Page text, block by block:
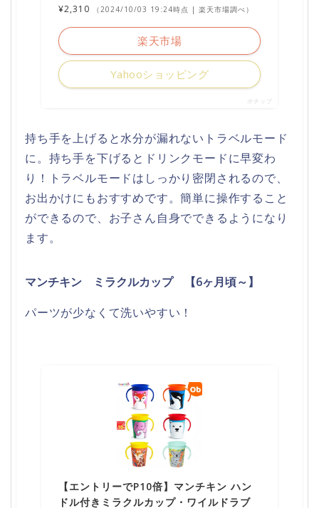
¥2,310
（2024/10/03 19:24時点 | 楽天市場調べ）
楽天市場
Yahooショッピング
ポチップ
持ち手を上げると水分が漏れないトラベルモード
に。持ち手を下げるとドリンクモードに早変わ
り！トラベルモードはしっかり密閉されるので、
お出かけにもおすすめです。簡単に操作すること
ができるので、お子さん自身でできるようになり
ます。
マンチキン ミラクルカップ 【6ヶ月頃～】
パーツが少なくて洗いやすい！
【エントリーでP10倍】マンチキン ハン
ドル付きミラクルカップ・ワイルドラブ